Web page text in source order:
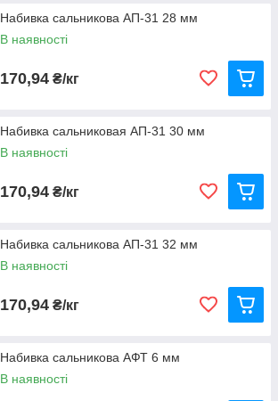
Набивка сальникова АП-31 28 мм
В наявності
170,94 ₴/кг
Набивка сальниковая АП-31 30 мм
В наявності
170,94 ₴/кг
Набивка сальникова АП-31 32 мм
В наявності
170,94 ₴/кг
Набивка сальникова АФТ 6 мм
В наявності